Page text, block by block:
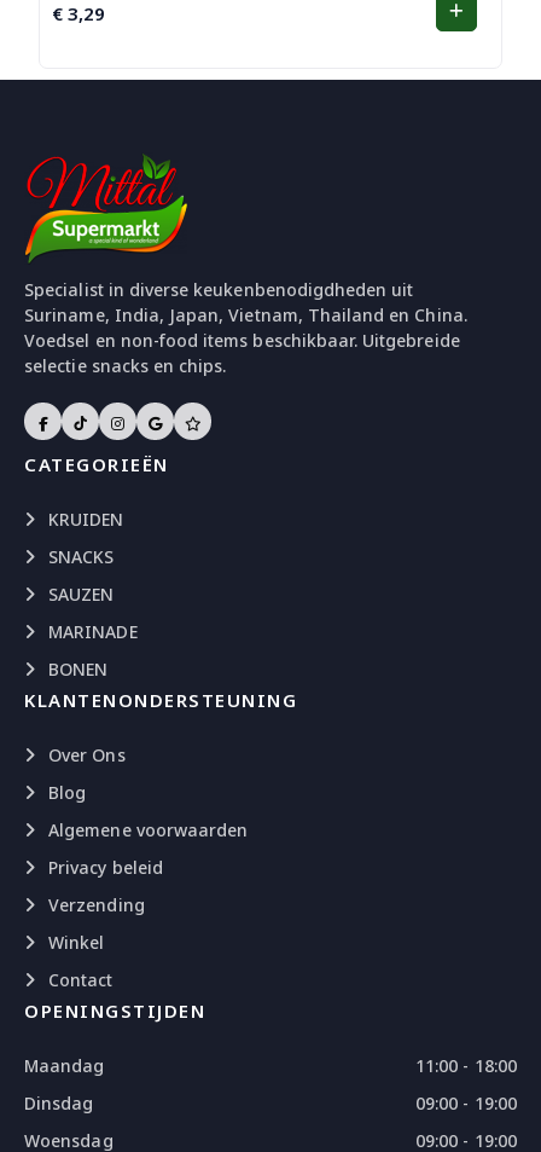
€ 3,29
Specialist in diverse keukenbenodigdheden uit
Suriname, India, Japan, Vietnam, Thailand en China.
Voedsel en non-food items beschikbaar. Uitgebreide
selectie snacks en chips.
CATEGORIEËN
KRUIDEN
SNACKS
SAUZEN
MARINADE
BONEN
KLANTENONDERSTEUNING
Over Ons
Blog
Algemene voorwaarden
Privacy beleid
Verzending
Winkel
Contact
OPENINGSTIJDEN
Maandag
11:00 - 18:00
Dinsdag
09:00 - 19:00
Woensdag
09:00 - 19:00